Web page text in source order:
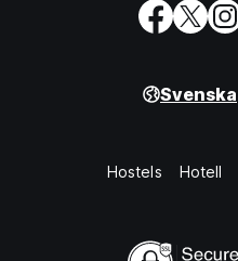
Svenska
Hostels Hotell